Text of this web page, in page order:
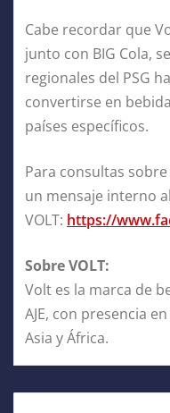
Cabe recordar que
junto con BIG Cola,
regionales del PSG
convertirse en
países específicos.
Para consultas
un mensaje interno
VOLT: https://
Sobre VOLT:
Volt es la marca de
AJE, con presencia
Asia y África.